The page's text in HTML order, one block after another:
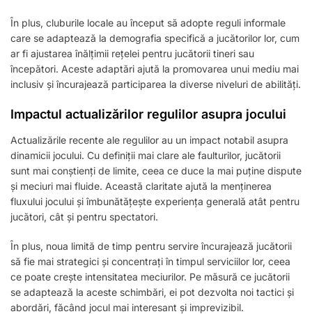
În plus, cluburile locale au început să adopte reguli informale
care se adaptează la demografia specifică a jucătorilor lor, cum
ar fi ajustarea înălțimii rețelei pentru jucătorii tineri sau
începători. Aceste adaptări ajută la promovarea unui mediu mai
inclusiv și încurajează participarea la diverse niveluri de abilități.
Impactul actualizărilor regulilor asupra jocului
Actualizările recente ale regulilor au un impact notabil asupra
dinamicii jocului. Cu definiții mai clare ale faulturilor, jucătorii
sunt mai conștienți de limite, ceea ce duce la mai puține dispute
și meciuri mai fluide. Această claritate ajută la menținerea
fluxului jocului și îmbunătățește experiența generală atât pentru
jucători, cât și pentru spectatori.
În plus, noua limită de timp pentru servire încurajează jucătorii
să fie mai strategici și concentrați în timpul serviciilor lor, ceea
ce poate crește intensitatea meciurilor. Pe măsură ce jucătorii
se adaptează la aceste schimbări, ei pot dezvolta noi tactici și
abordări, făcând jocul mai interesant și imprevizibil.